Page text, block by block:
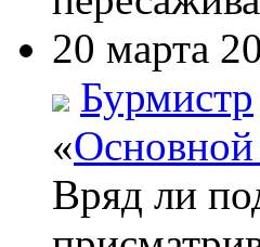
20 марта
Бурмистр
«Основной
Вряд ли